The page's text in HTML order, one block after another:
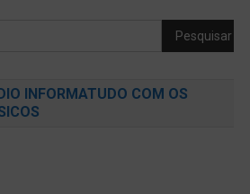
Pesquisar
INFORMATUDO COM OS